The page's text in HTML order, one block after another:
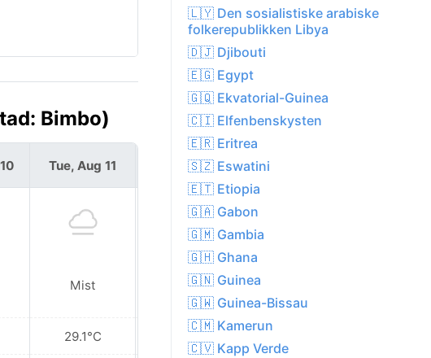
Bimbo)
Tue, Aug 11
Mist
29.1°C
Wed, Aug 12
Sunny
31.6°C
🇱🇾 Den sosialistiske arabiske
folkerepublikken Libya
🇩🇯 Djibouti
🇪🇬 Egypt
🇬🇶 Ekvatorial-Guinea
🇨🇮 Elfenbenskysten
🇪🇷 Eritrea
🇸🇿 Eswatini
🇪🇹 Etiopia
🇬🇦 Gabon
🇬🇲 Gambia
🇬🇭 Ghana
🇬🇳 Guinea
🇬🇼 Guinea-Bissau
🇨🇲 Kamerun
🇨🇻 Kapp Verde